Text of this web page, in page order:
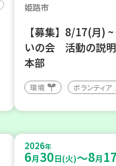
姫路市
【募集】8/17(月)
いの会 活動の説
本部
環境 ボランティア
2026年
6月30日(火)～8月